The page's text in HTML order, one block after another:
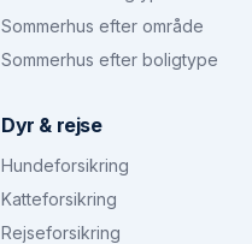
Sommerhus efter område
Sommerhus efter boligtype
Dyr & rejse
Hundeforsikring
Katteforsikring
Rejseforsikring